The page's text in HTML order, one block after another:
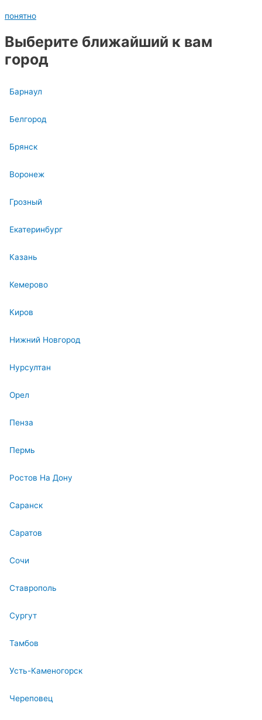
понятно
Выберите ближайший к вам
город
Барнаул
Белгород
Брянск
Воронеж
Грозный
Екатеринбург
Казань
Кемерово
Киров
Нижний Новгород
Нурсултан
Орел
Пенза
Пермь
Ростов На Дону
Саранск
Саратов
Сочи
Ставрополь
Сургут
Тамбов
Усть-Каменогорск
Череповец